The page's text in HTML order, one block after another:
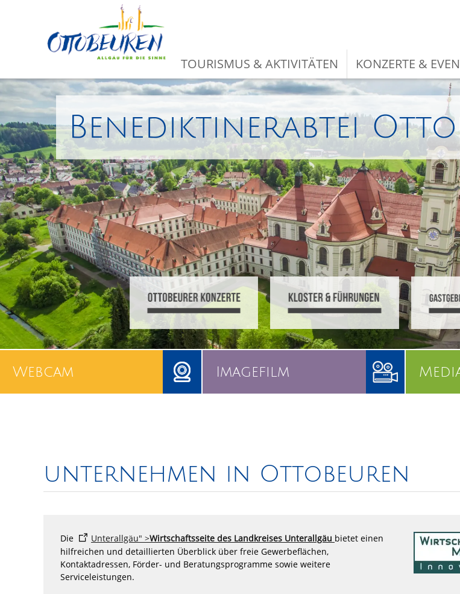
TOURISMUS & AKTIVITÄTEN KONZERTE &
Benediktinerabtei
Webcam Imagefilm
unternehmen in Ottobeuren
Die Unterallgäu" >Wirtschaftsseite des Landkreises Unterallgäu bietet einen
hilfreichen und detaillierten Überblick über freie Gewerbeflächen,
Kontaktadressen, Förder- und Beratungsprogramme sowie weitere
Serviceleistungen.